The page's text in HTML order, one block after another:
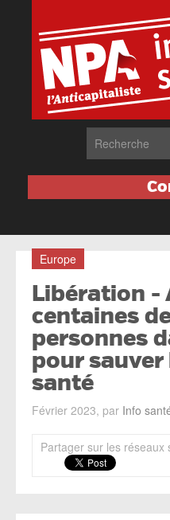
Europe
Libération -
centaines
personnes
pour sauver
santé
Février 2023, par Info
Partager sur les réseaux